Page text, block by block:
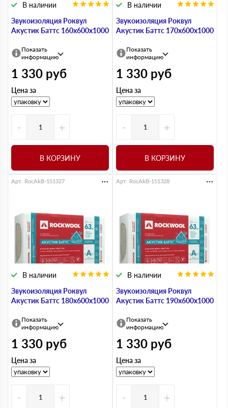
Звукоизоляция Роквул
Акустик Баттс 160х600х1000
В наличии
Показать
информацию
1 330 руб
Цена за
- +
В КОРЗИНУ
Звукоизоляция Роквул
Акустик Баттс 170х600х1000
В наличии
Показать
информацию
1 330 руб
Цена за
- +
В КОРЗИНУ
Звукоизоляция Роквул
Акустик Баттс 180х600х1000
В наличии
Арт. RocAkB-151327
Показать
информацию
1 330 руб
Цена за
- +
Звукоизоляция Роквул
Акустик Баттс 190х600х1000
В наличии
Арт. RocAkB-151328
Показать
информацию
1 330 руб
Цена за
- +